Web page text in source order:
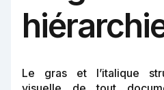
Le gras et l’italique